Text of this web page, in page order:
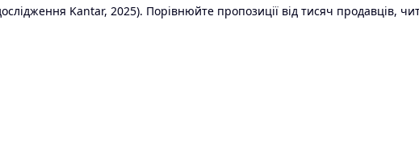
Kantar, 2025). Порівнюйте пропозиції від тисяч продавців,